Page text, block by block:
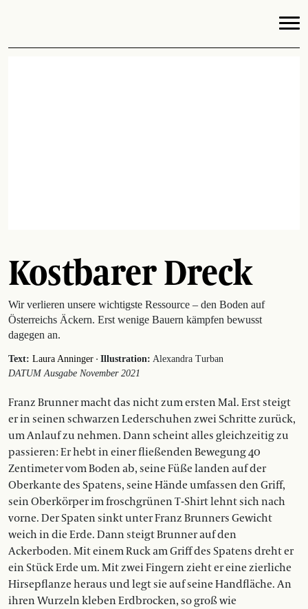
Kostbarer Dreck
Wir verlieren unsere wichtigste Ressource – den Boden auf
Österreichs Äckern. Erst wenige Bauern kämpfen bewusst
dagegen an.
Text: Laura Anninger · Illustration: Alexandra Turban
DATUM Ausgabe November 2021
Franz Brunner macht das nicht zum ersten Mal. Erst steigt
er in seinen schwarzen Lederschuhen zwei Schritte zurück,
um Anlauf zu nehmen. Dann scheint alles gleichzeitig zu
passieren: Er hebt in einer fließenden Bewegung 40
Zentimeter vom Boden ab, seine Füße landen auf der
Oberkante des Spatens, seine Hände umfassen den Griff,
sein Oberkörper im froschgrünen T-Shirt lehnt sich nach
vorne. Der Spaten sinkt unter Franz Brunners Gewicht
weich in die Erde. Dann steigt Brunner auf den
Ackerboden. Mit einem Ruck am Griff des Spatens dreht er
ein Stück Erde um. Mit zwei Fingern zieht er eine zierliche
Hirsepflanze heraus und legt sie auf seine Handfläche. An
ihren Wurzeln kleben Erdbrocken, so groß wie